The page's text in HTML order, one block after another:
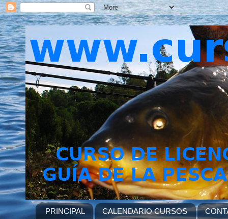
PRINCIPAL CALENDARIO CURSOS